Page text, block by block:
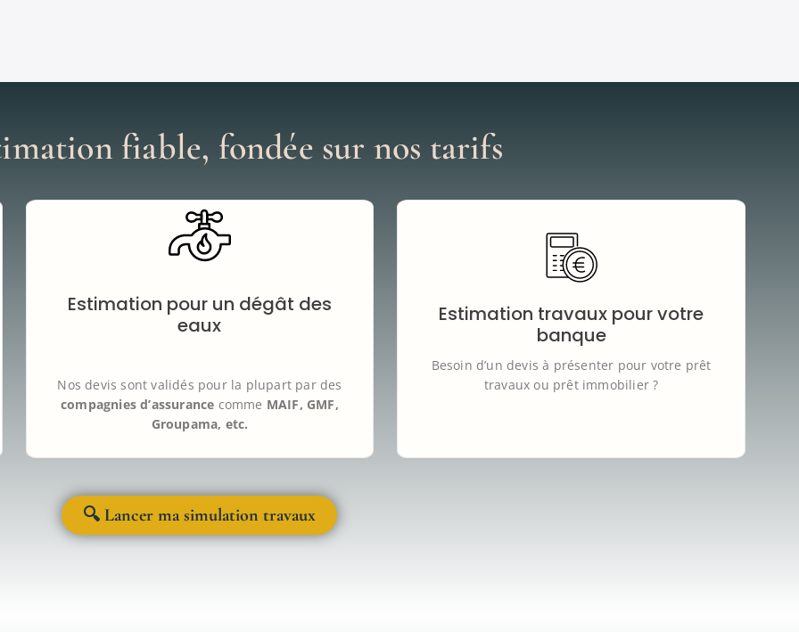
fiable, fondée sur nos tarifs
Estimation pour un dégât des
eaux
Nos devis sont validés pour la plupart par des
compagnies d’assurance comme MAIF, GMF,
Groupama, etc.
Notre simulateur vous aide à
Les prix sontbasés sur des devis réels validés par
les principales compagnies d’assurance
GMF, Crédit Agricole, etc.), pour
🔍 Lancer ma simulation travaux
Estimation travaux pour votre
banque
Besoin d’un devis à présenter pour votre prêt
travaux ou prêt immobilier ?
Notre simulateur vous permet d’obtenir une
estimation de travaux conforme aux attentes
financement (PTZ, prêt immobilier, etc.).
Basé sur plus de 100 devis réels
votre demande auprès des établissements
financiers.